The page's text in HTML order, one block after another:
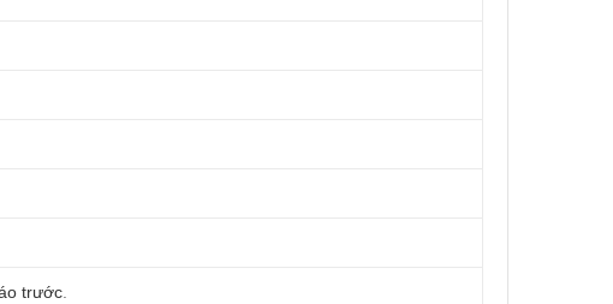
trước